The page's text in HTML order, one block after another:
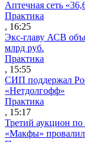
Аптечная сеть
Практика
, 16:25
Экс-главу АСВ
млрд руб.
Практика
, 15:55
СИП поддержал
«Нетдолгофф»
Практика
, 15:17
Третий аукцион по
«Макфы»